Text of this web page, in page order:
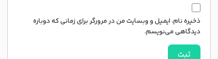
ذخیره نام، ایمیل و وبسایت من در مرورگر برای زمانی که دوباره
دیدگاهی می‌نویسم.